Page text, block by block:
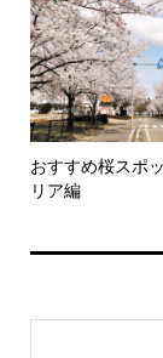
おすすめ桜スポ
リア編